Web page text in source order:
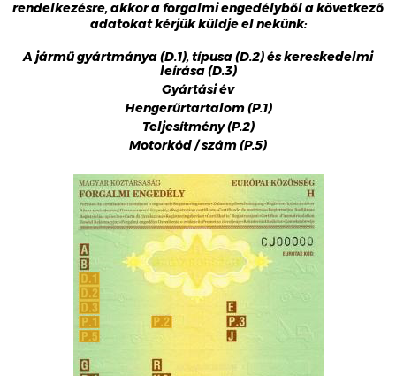
rendelkezésre, akkor a forgalmi engedélyből a következő
adatokat kérjük küldje el nekünk:
A jármű gyártmánya (D.1), típusa (D.2) és kereskedelmi
leírása (D.3)
Gyártási év
Hengerűrtartalom (P.1)
Teljesítmény (P.2)
Motorkód / szám (P.5)